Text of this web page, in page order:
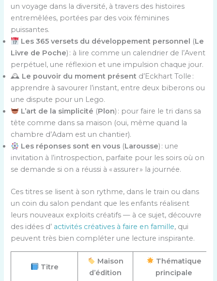
un voyage dans la diversité, à travers des histoires
entremêlées, portées par des voix féminines
puissantes.
Les 365 versets du développement personnel
(Le
Livre de Poche) : à lire comme un calendrier de l’Avent
perpétuel, une réflexion et une impulsion chaque jour.
🕰 Le pouvoir du moment présent d’Eckhart Tolle :
apprendre à savourer l’instant, entre deux biberons ou
une dispute pour un Lego.
L’art de la simplicité (Plon) : pour faire le tri dans sa
tête comme dans sa maison (oui, même quand la
chambre d’Adam est un chantier).
Les réponses sont en vous (Larousse) : une
invitation à l’introspection, parfaite pour les soirs où on
se demande si on a réussi à « assurer » la journée.
Ces titres se lisent à son rythme, dans le train ou dans
un coin du salon pendant que les enfants réalisent
leurs nouveaux exploits créatifs — à ce sujet, découvre
des idées d’ activités créatives à faire en famille, qui
peuvent très bien compléter une lecture inspirante.
Titre
Maison
d’édition
Thématique
principale